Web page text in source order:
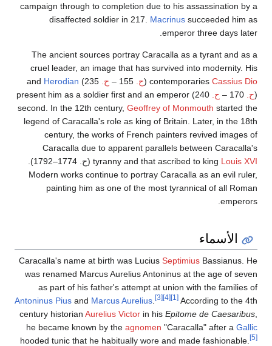
campaign through to completion due to his assassination by a
disaffected soldier in 217. Macrinus succeeded him as
emperor three days later.
The ancient sources portray Caracalla as a tyrant and as a
cruel leader, an image that has survived into modernity. His
contemporaries Cassius Dio
(ح. ح.
Herodian
(ح. ح.
240) present him as a soldier first and an emperor
second. In the 12th century, Geoffrey of Monmouth started the
legend of Caracalla's role as king of Britain. Later, in the 18th
century, the works of French painters revived images of
Caracalla due to apparent parallels between Caracalla's
tyranny and that ascribed to king Louis XVI
(ح
).
Modern works continue to portray Caracalla as an evil ruler,
painting him as one of the most tyrannical of all Roman
emperors.
الأسماء
Caracalla's name at birth was Lucius Septimius Bassianus. He
was renamed Marcus Aurelius Antoninus at the age of seven
as part of his father's attempt at union with the families of
Antoninus Pius and Marcus Aurelius [3] [4] [1] According to the 4th
century historian Aurelius Victor in his Epitome de Caesaribus
he became known by the agnomen "Caracalla" after a Gallic
hooded tunic that he habitually wore and made fashionable.
[5]